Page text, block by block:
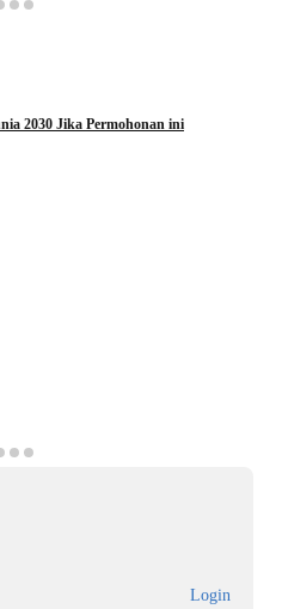
2030 Jika Permohonan ini
Login